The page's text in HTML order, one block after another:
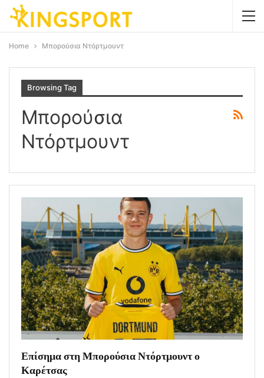
Home Μπορούσια Ντόρτμουντ
Browsing Tag
Μπορούσια
Ντόρτμουντ
Επίσημα στη Μπορούσια Ντόρτμουντ ο
Καρέτσας